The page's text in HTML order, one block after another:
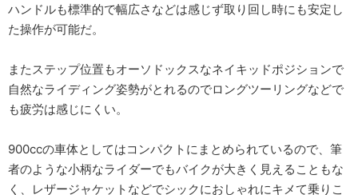
ハンドルも標準的で幅広さなどは感じず取り回し時にも安定し
た操作が可能だ。
またステップ位置もオーソドックスなネイキッドポジションで
自然なライディング姿勢がとれるのでロングツーリングなどで
も疲労は感じにくい。
900ccの車体としてはコンパクトにまとめられているので、筆
者のような小柄なライダーでもバイクが大きく見えることもな
く、レザージャケットなどでシックにおしゃれにキメて乗りこ